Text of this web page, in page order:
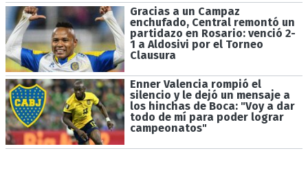
Gracias a un Campaz
enchufado, Central remontó un
partidazo en Rosario: venció 2-
1 a Aldosivi por el Torneo
Clausura
Enner Valencia rompió el
silencio y le dejó un mensaje a
los hinchas de Boca: "Voy a dar
todo de mí para poder lograr
campeonatos"